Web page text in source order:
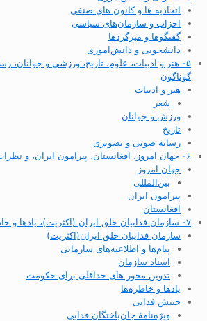
اتحادیه ها و کانون های صنفی
احزاب و سازمان‌های سیاسی
گفتگوها و میزگردها
دانشجویی و دانش‌آموزی
۵- هنر و ادبیات، علوم، تاریخ، ورزشی و جوانان،
گوناگون
هنر و ادبیات
شعر
ورزش و جوانان
تاریخ
رسانه صوتی و تصویری
۶- جهان امروز، افغانستان، پیرامون ایران، و نظرات شما
جهان امروز
بین‌المللی
پیرامون ایران
افغانستان
۷- سازمان فداییان خلق ایران (اکثریت)، یادها و خاطره ها، کتابخانه مجازی
سازمان فداییان خلق ایران(اکثریت)
پیام‌ها و اطلاعیه‌های سازمانی
اسناد سازمان
تدوین محور های حداقلی برای حکومت
یادها و خاطره‌ها
جنبش فدایی
ویژه‌نامهٔ جان‌باختگان فدایی